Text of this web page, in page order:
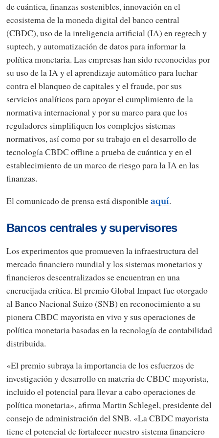
de cuántica, finanzas sostenibles, innovación en el
ecosistema de la moneda digital del banco central
(CBDC), uso de la inteligencia artificial (IA) en regtech y
suptech, y automatización de datos para informar la
política monetaria. Las empresas han sido reconocidas por
su uso de la IA y el aprendizaje automático para luchar
contra el blanqueo de capitales y el fraude, por sus
servicios analíticos para apoyar el cumplimiento de la
normativa internacional y por su marco para que los
reguladores simplifiquen los complejos sistemas
normativos, así como por su trabajo en el desarrollo de
tecnología CBDC offline a prueba de cuántica y en el
establecimiento de un marco de riesgo para la IA en las
finanzas.
El comunicado de prensa está disponible aquí.
Bancos centrales y supervisores
Los experimentos que promueven la infraestructura del
mercado financiero mundial y los sistemas monetarios y
financieros descentralizados se encuentran en una
encrucijada crítica. El premio Global Impact fue otorgado
al Banco Nacional Suizo (SNB) en reconocimiento a su
pionera CBDC mayorista en vivo y sus operaciones de
política monetaria basadas en la tecnología de contabilidad
distribuida.
«El premio subraya la importancia de los esfuerzos de
investigación y desarrollo en materia de CBDC mayorista,
incluido el potencial para llevar a cabo operaciones de
política monetaria», afirma Martin Schlegel, presidente del
consejo de administración del SNB. «La CBDC mayorista
tiene el potencial de fortalecer nuestro sistema financiero